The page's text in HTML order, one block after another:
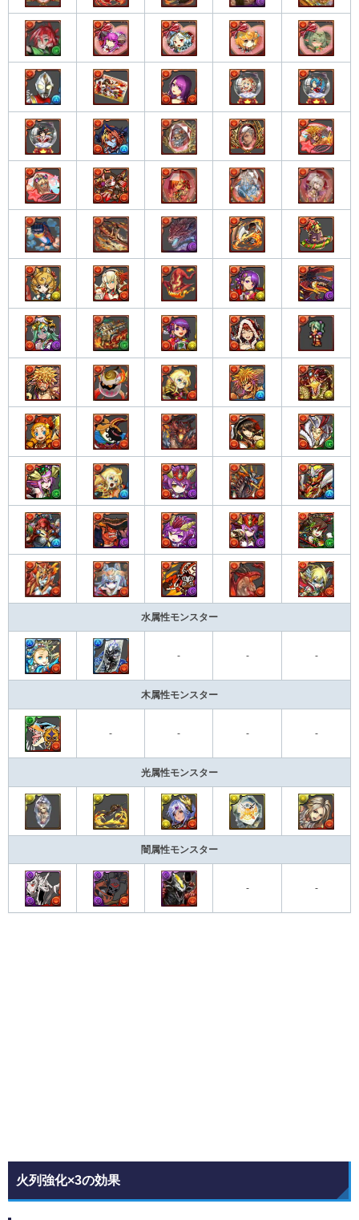
水属性モンスター
- - -
木属性モンスター
- - - -
光属性モンスター
闇属性モンスター
- -
火列強化×3の効果